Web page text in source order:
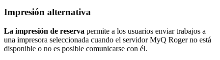
Impresión alternativa
La impresión de reserva permite a los usuarios enviar trabajos a
una impresora seleccionada cuando el servidor MyQ Roger no está
disponible o no es posible comunicarse con él.